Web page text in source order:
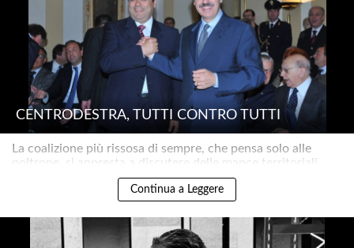
CENTRODESTRA, TUTTI CONTRO TUTTI
La coalizione più rissosa di sempre, che pensa solo alle
poltrone, si appresta a discutere delle mance territoriali..
Continua a Leggere